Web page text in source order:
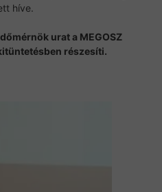
híve.
őmérnök urat a MEGOSZ
üntetésben részesíti.